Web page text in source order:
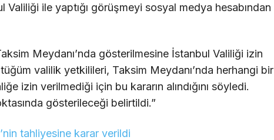
Valiliği ile yaptığı görüşmeyi sosyal medya hesabından
Meydanı’nda gösterilmesine İstanbul Valiliği izin
valilik yetkilileri, Taksim Meydanı’nda herhangi bir
izin verilmediği için bu kararın alındığını söyledi.
gösterileceği belirtildi.”
tahliyesine karar verildi